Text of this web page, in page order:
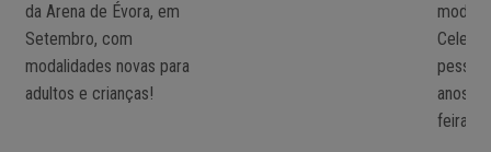
da Arena de Évora, em
Setembro, com
modalidades novas para
adultos e crianças!
anos.
feiras!